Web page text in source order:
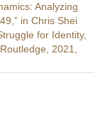
Analyzing
in Chris Shei
for Identity,
2021,